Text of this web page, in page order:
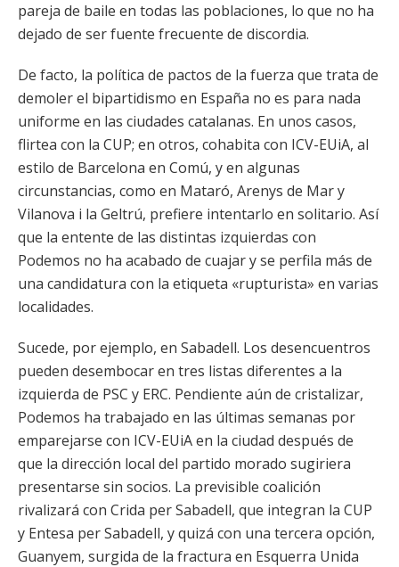
pareja de baile en todas las poblaciones, lo que no ha
dejado de ser fuente frecuente de discordia.
De facto, la política de pactos de la fuerza que trata de
demoler el bipartidismo en España no es para nada
uniforme en las ciudades catalanas. En unos casos,
flirtea con la CUP; en otros, cohabita con ICV-EUiA, al
estilo de Barcelona en Comú, y en algunas
circunstancias, como en Mataró, Arenys de Mar y
Vilanova i la Geltrú, prefiere intentarlo en solitario. Así
que la entente de las distintas izquierdas con
Podemos no ha acabado de cuajar y se perfila más de
una candidatura con la etiqueta «rupturista» en varias
localidades.
Sucede, por ejemplo, en Sabadell. Los desencuentros
pueden desembocar en tres listas diferentes a la
izquierda de PSC y ERC. Pendiente aún de cristalizar,
Podemos ha trabajado en las últimas semanas por
emparejarse con ICV-EUiA en la ciudad después de
que la dirección local del partido morado sugiriera
presentarse sin socios. La previsible coalición
rivalizará con Crida per Sabadell, que integran la CUP
y Entesa per Sabadell, y quizá con una tercera opción,
Guanyem, surgida de la fractura en Esquerra Unida